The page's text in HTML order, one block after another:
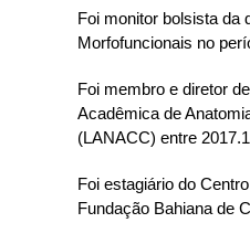
Foi monitor bolsista da
Morfofuncionais no
Foi membro e diretor
Acadêmica de
(LANACC) entre
Foi estagiário do
Fundação Bahiana de